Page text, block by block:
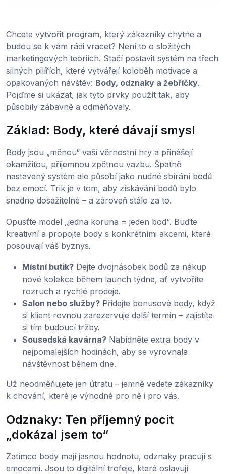
Chcete vytvořit program, který zákazníky chytne a
budou se k vám rádi vracet? Není to o složitých
marketingových teoriích. Stačí postavit systém na třech
silných pilířích, které vytvářejí koloběh motivace a
opakovaných návštěv: Body, odznaky a žebříčky.
Pojďme si ukázat, jak tyto prvky použít tak, aby
působily zábavně a odměňovaly.
Základ: Body, které dávají smysl
Body jsou „měnou“ vaší věrnostní hry a přinášejí
okamžitou, příjemnou zpětnou vazbu. Špatně
nastavený systém ale působí jako nudné sbírání bodů
bez emocí. Trik je v tom, aby získávání bodů bylo
snadno dosažitelné – a zároveň stálo za to.
Opusťte model „jedna koruna = jeden bod“. Buďte
kreativní a propojte body s konkrétními akcemi, které
posouvají váš byznys.
Místní butik? Dejte dvojnásobek bodů za nákup
nové kolekce během launch týdne, ať vytvoříte
rozruch a rychlé prodeje.
Salon nebo služby? Přidejte bonusové body, když
si klient rovnou zarezervuje další termín – zajistíte
si tím budoucí tržby.
Sousedská kavárna? Nabídněte extra body v
nejpomalejších hodinách, aby se vyrovnala
návštěvnost během dne.
Už neodměňujete jen útratu – jemně vedete zákazníky
k chování, které je výhodné pro ně i pro vás.
Odznaky: Ten příjemný pocit
„dokázal jsem to“
Zatímco body mají jasnou hodnotu, odznaky pracují s
emocemi. Jsou to digitální trofeje, které oslavují